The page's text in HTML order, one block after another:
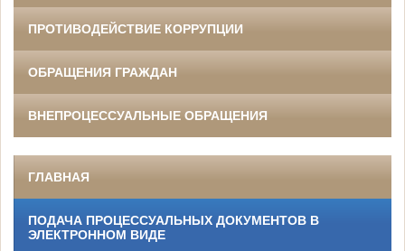
ПРОТИВОДЕЙСТВИЕ КОРРУПЦИИ
ОБРАЩЕНИЯ ГРАЖДАН
ВНЕПРОЦЕССУАЛЬНЫЕ ОБРАЩЕНИЯ
ГЛАВНАЯ
ПОДАЧА ПРОЦЕССУАЛЬНЫХ ДОКУМЕНТОВ В
ЭЛЕКТРОННОМ ВИДЕ